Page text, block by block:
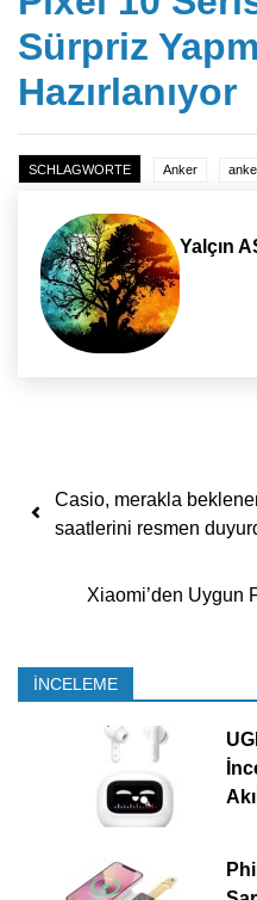
Sürpriz
Hazırlanıyor
SCHLAGWORTE Anker
Yalçın
Yazı
Casio, merakla
saatlerini resmen
Xiaomi’den Uygun
İNCELEME